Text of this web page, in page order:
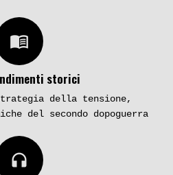
menu_book
storici
della tensione,
del secondo dopoguerra
headphones